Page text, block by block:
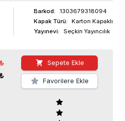
Barkod:
1303679318094
Kapak Türü:
Karton Kapaklı
Yayınevi:
Seçkin Yayıncılık
₺
₺
Sepete Ekle
Favorilere Ekle